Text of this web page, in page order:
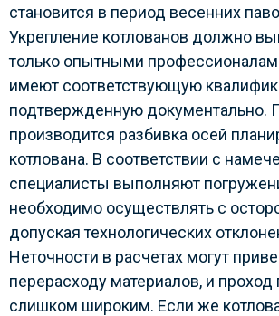
становится в период весенних
Укрепление котлованов должно
только опытными
имеют соответствующую
подтвержденную документально.
производится разбивка осей
котлована. В соответствии с
специалисты выполняют
необходимо осуществлять с
допуская технологических
Неточности в расчетах могут
перерасходу материалов, и проход
слишком широким. Если же